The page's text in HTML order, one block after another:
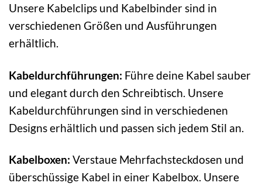
Unsere Kabelclips und Kabelbinder sind in
verschiedenen Größen und Ausführungen
erhältlich.
Kabeldurchführungen: Führe deine Kabel sauber
und elegant durch den Schreibtisch. Unsere
Kabeldurchführungen sind in verschiedenen
Designs erhältlich und passen sich jedem Stil an.
Kabelboxen: Verstaue Mehrfachsteckdosen und
überschüssige Kabel in einer Kabelbox. Unsere